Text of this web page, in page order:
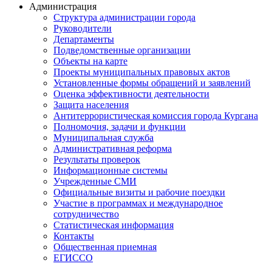
Администрация
Структура администрации города
Руководители
Департаменты
Подведомственные организации
Объекты на карте
Проекты муниципальных правовых актов
Установленные формы обращений и заявлений
Оценка эффективности деятельности
Защита населения
Антитеррористическая комиссия города Кургана
Полномочия, задачи и функции
Муниципальная служба
Административная реформа
Результаты проверок
Информационные системы
Учрежденные СМИ
Официальные визиты и рабочие поездки
Участие в программах и международное
сотрудничество
Статистическая информация
Контакты
Общественная приемная
ЕГИССО